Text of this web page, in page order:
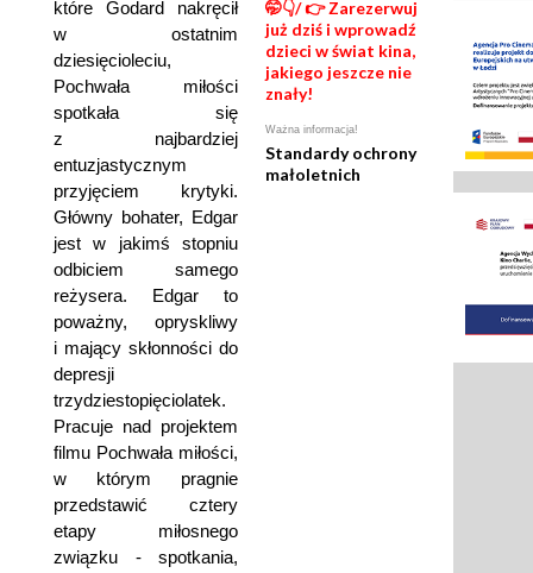
które Godard nakręcił
w ostatnim
dziesięcioleciu,
Pochwała miłości
spotkała się
z najbardziej
entuzjastycznym
przyjęciem krytyki.
Główny bohater, Edgar
jest w jakimś stopniu
odbiciem samego
reżysera. Edgar to
poważny, opryskliwy
i mający skłonności do
depresji
trzydziestopięciolatek.
Pracuje nad projektem
filmu Pochwała miłości,
w którym pragnie
przedstawić cztery
etapy miłosnego
związku - spotkania,
🤭👇/ 👉 Zarezerwuj
już dziś i wprowadź
dzieci w świat kina,
jakiego jeszcze nie
znały!
Ważna informacja!
Standardy ochrony
małoletnich